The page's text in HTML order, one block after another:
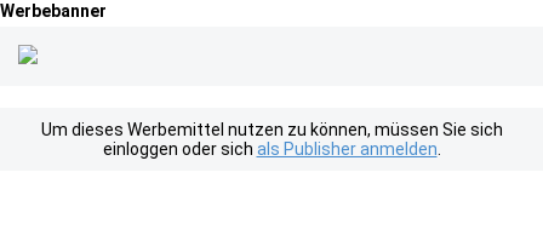
Werbebanner
Um dieses Werbemittel nutzen zu können, müssen Sie sich
einloggen oder sich als Publisher anmelden